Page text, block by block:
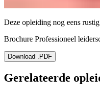
Deze opleiding nog eens
Brochure Professioneel
Download .PDF
Gerelateerde